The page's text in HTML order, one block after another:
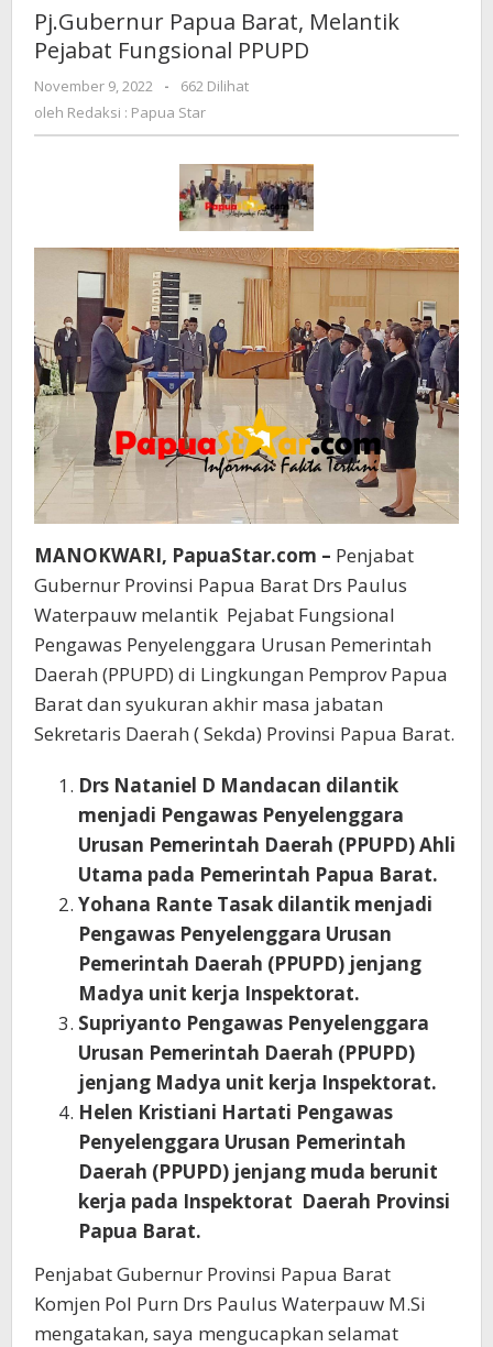
Melantik
Pj.Gubernur Papua Barat, Melantik
Pejabat Fungsional PPUPD
November 9, 2022
oleh
Redaksi
Star
-
662 Dilihat
oleh Redaksi : Papua Star
MANOKWARI, PapuaStar.com – Penjabat
Gubernur Provinsi Papua Barat Drs Paulus
Waterpauw melantik Pejabat Fungsional
Pengawas Penyelenggara Urusan Pemerintah
Daerah (PPUPD) di Lingkungan Pemprov Papua
Barat dan syukuran akhir masa jabatan
Sekretaris Daerah ( Sekda) Provinsi Papua Barat.
Drs Nataniel D Mandacan dilantik
menjadi Pengawas Penyelenggara
Urusan Pemerintah Daerah (PPUPD) Ahli
Utama pada Pemerintah Papua Barat.
Yohana Rante Tasak dilantik menjadi
Pengawas Penyelenggara Urusan
Pemerintah Daerah (PPUPD) jenjang
Madya unit kerja Inspektorat.
Supriyanto Pengawas Penyelenggara
Urusan Pemerintah Daerah (PPUPD)
jenjang Madya unit kerja Inspektorat.
Helen Kristiani Hartati Pengawas
Penyelenggara Urusan Pemerintah
Daerah (PPUPD) jenjang muda berunit
kerja pada Inspektorat Daerah Provinsi
Papua Barat.
Penjabat Gubernur Provinsi Papua Barat
Komjen Pol Purn Drs Paulus Waterpauw M.Si
mengatakan, saya mengucapkan selamat